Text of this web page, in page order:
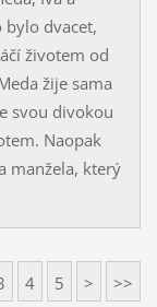
bylo dvacet,
životem od
žije sama
svou divokou
Naopak
manžela, který
4 5 > >>